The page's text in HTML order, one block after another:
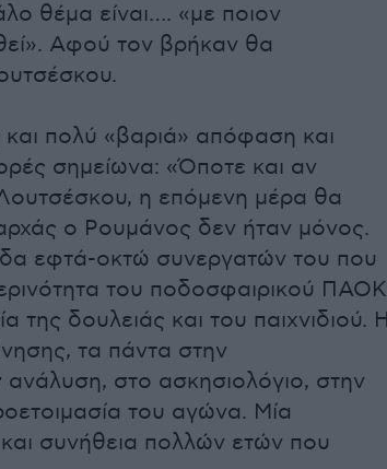
θέμα είναι…. «με ποιον
Αφού τον βρήκαν θα
πολύ «βαριά» απόφαση και
σημείωνα: «Όποτε και αν
η επόμενη μέρα θα
ο Ρουμάνος δεν ήταν μόνος.
εφτά-οκτώ συνεργατών του που
του ποδοσφαιρικού ΠΑΟΚ
της δουλειάς και του παιχνιδιού.
τα πάντα στην
ανάλυση, στο ασκησιολόγιο, στην
του αγώνα. Μία
συνήθεια πολλών ετών που